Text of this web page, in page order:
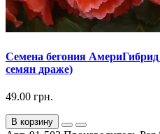
Семена бегония
семян драже)
49.00 грн.
В корзину